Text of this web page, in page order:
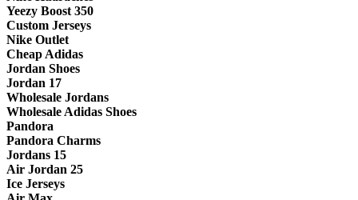
Yeezy Boost 350
Custom Jerseys
Nike Outlet
Cheap Adidas
Jordan Shoes
Jordan 17
Wholesale Jordans
Wholesale Adidas Shoes
Pandora
Pandora Charms
Jordans 15
Air Jordan 25
Ice Jerseys